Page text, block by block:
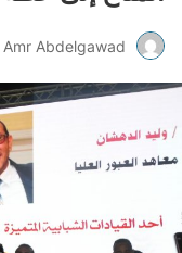
Amr Abdelgawad